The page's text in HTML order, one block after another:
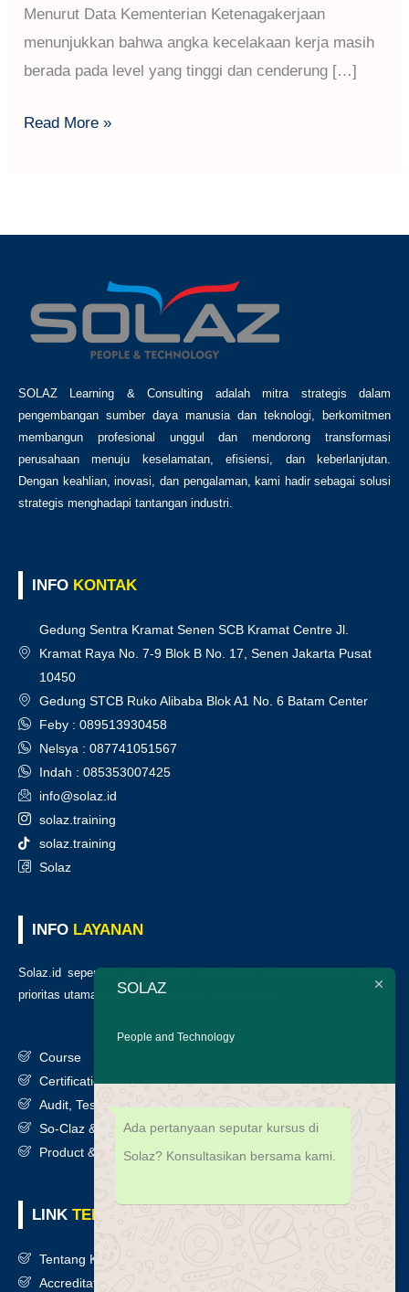
Menurut Data Kementerian Ketenagakerjaan
menunjukkan bahwa angka kecelakaan kerja masih
berada pada level yang tinggi dan cenderung […]
Read More »
SOLAZ Learning & Consulting adalah mitra strategis dalam
pengembangan sumber daya manusia dan teknologi, berkomitmen
membangun profesional unggul dan mendorong transformasi
perusahaan menuju keselamatan, efisiensi, dan keberlanjutan.
Dengan keahlian, inovasi, dan pengalaman, kami hadir sebagai solusi
strategis menghadapi tantangan industri.
INFO KONTAK
Gedung Sentra Kramat Senen SCB Kramat Centre Jl.
Kramat Raya No. 7-9 Blok B No. 17, Senen Jakarta Pusat
10450
Gedung STCB Ruko Alibaba Blok A1 No. 6 Batam Center
Feby : 089513930458
Nelsya : 087741051567
Indah : 085353007425
info@solaz.id
solaz.training
solaz.training
Solaz
INFO LAYANAN
Solaz.id sepenuh hati melayani klien kami, kepuasan anda adalah
prioritas utama kami. Berikut daftar layanan kami
Course
Certification
Audit, Testing, Consultancy & Assessment
So-Claz & Smart Benchmark
Product & Services
LINK TERKAIT
Tentang Kami
Accreditation
SOLAZ
People and Technology
Ada pertanyaan seputar kursus di
Solaz? Konsultasikan bersama kami.